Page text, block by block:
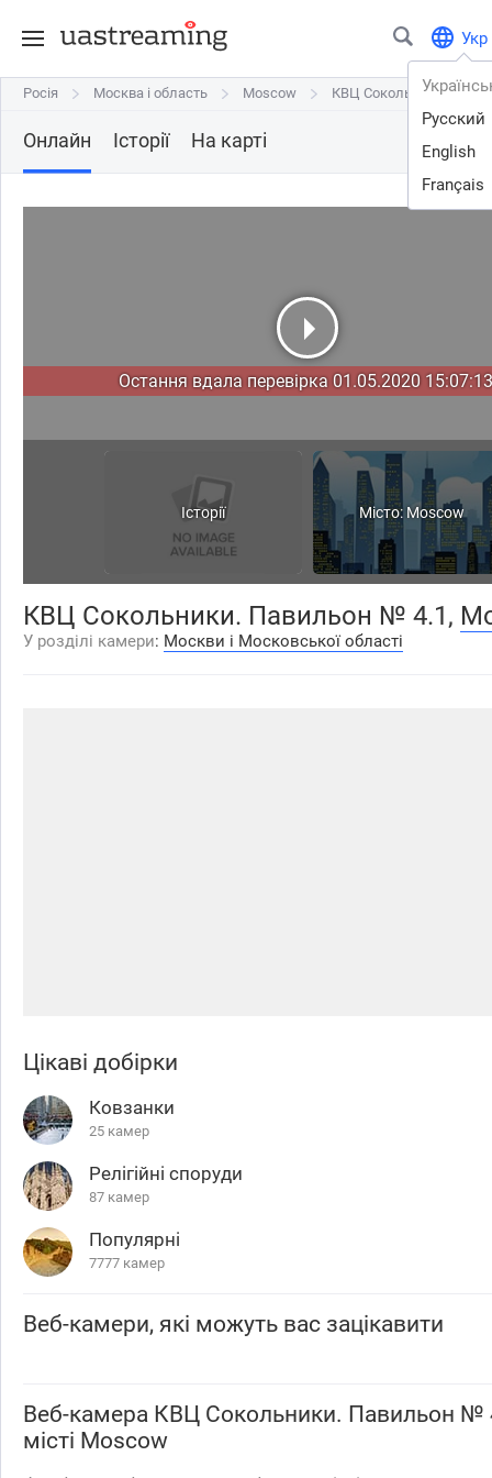
Укр
Русский
English
Français
Росія Москва і область Moscow КВЦ Сокольники.
Росія Москва і область Moscow КВЦ Сокольники.
Онлайн Історії На карті
Остання вдала перевірка 01.05.2020
Історії Місто: Moscow
КВЦ Сокольники. Павильон № 4.1,
У розділі камери: Москви і Московської області
Цікаві добірки
Ковзанки
25 камер
Релігійні споруди
87 камер
Популярні
7777 камер
Веб-камери, які можуть вас зацікавити
Веб-камера КВЦ Сокольники. Павильон №
місті Moscow